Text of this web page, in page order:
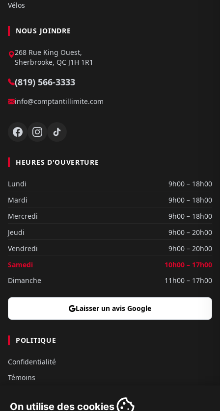
On utilise des cookies
Vélos
NOUS JOINDRE
268 Rue King Ouest,
Sherbrooke, QC J1H 1R1
(819) 566-3333
info@comptantillimite.com
HEURES D'OUVERTURE
Lundi
9h00 – 18h00
Mardi
9h00 – 18h00
Mercredi
9h00 – 18h00
Jeudi
9h00 – 20h00
Vendredi
9h00 – 20h00
Samedi
10h00 – 17h00
Dimanche
11h00 – 17h00
Laisser un avis Google
POLITIQUE
Confidentialité
Témoins
Conditions